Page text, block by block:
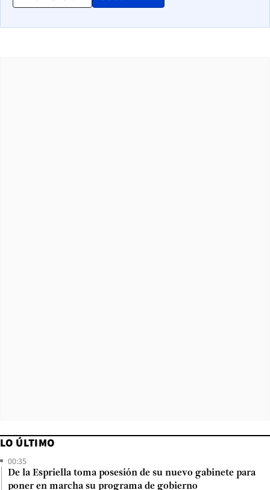
LO ÚLTIMO
00:35
De la Espriella toma posesión de su nuevo gabinete para
poner en marcha su programa de gobierno